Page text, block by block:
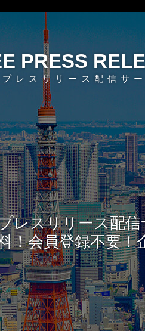
PRESS
レスリリース配信サー
レスリリース配
！会員登録不要